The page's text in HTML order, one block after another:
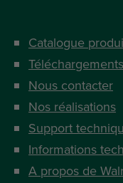
Catalogue
Téléchargements
Nous contacter
Nos réalisations
Support
Informations
A propos de